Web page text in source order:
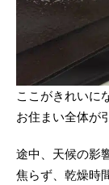
ここがきれいに
お住まい全体が
途中、天候の影
焦らず、乾燥時